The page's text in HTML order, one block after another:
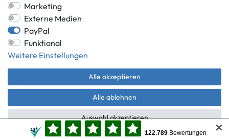
*Alle Preise inkl. gesetzlicher MwSt.,
** gilt für Lieferungen innerhalb Deutschlands, Lieferzeiten für andere
Versandinformationen.
© Game World 2026 | Alle Rechte vorbehalten.
Marketing
Externe Medien
PayPal
Funktional
Weitere Einstellungen
Alle akzeptieren
Alle ablehnen
Auswahl akzeptieren
✕